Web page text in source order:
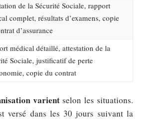
de la Sécurité Sociale, rapport
complet, résultats d’examens, copie
d’assurance
médical détaillé, attestation de la
Sociale, justificatif de perte
copie du contrat
varientselon les situations.
versé dans les 30 jours suivant la